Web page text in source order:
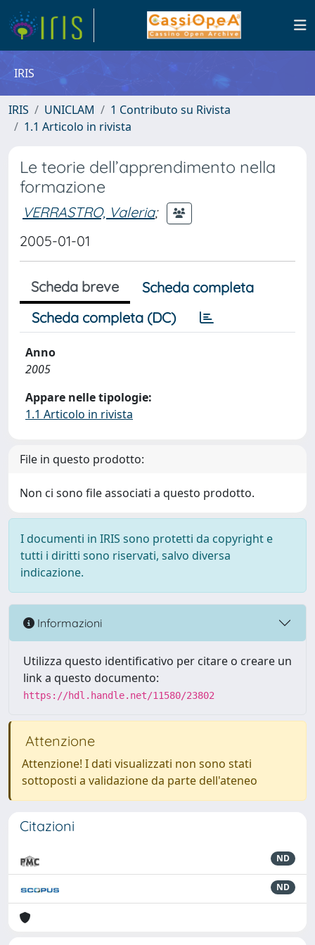
IRIS
IRIS UNICLAM
1 Contributo su Rivista
1.1 Articolo in rivista
Le teorie dell’apprendimento nella
formazione
VERRASTRO, Valeria;
2005-01-01
Scheda breve
Scheda completa
Scheda completa (DC)
Anno
2005
Appare nelle tipologie:
1.1 Articolo in rivista
File in questo prodotto:
Non ci sono file associati a questo prodotto.
I documenti in IRIS sono protetti da copyright e
tutti i diritti sono riservati, salvo diversa
indicazione.
Informazioni
Utilizza questo identificativo per citare o creare un
link a questo documento:
https://hdl.handle.net/11580/23802
Attenzione
Attenzione! I dati visualizzati non sono stati
sottoposti a validazione da parte dell'ateneo
Citazioni
ND
ND